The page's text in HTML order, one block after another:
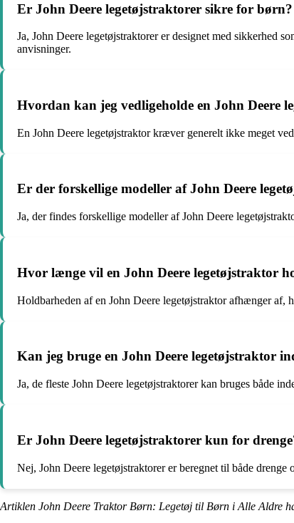
Er John Deere legetøjstraktorer sikre for børn?
Ja, John Deere legetøjstraktorer er designet med sikkerhed
anvisninger.
Hvordan kan jeg vedligeholde en John Deere
En John Deere legetøjstraktor kræver generelt ikke meget
Er der forskellige modeller af John Deere
Ja, der findes forskellige modeller af John Deere
Hvor længe vil en John Deere legetøjstraktor
Holdbarheden af en John Deere legetøjstraktor afhænger af,
Kan jeg bruge en John Deere legetøjstraktor
Ja, de fleste John Deere legetøjstraktorer kan bruges både
Er John Deere legetøjstraktorer kun for
Nej, John Deere legetøjstraktorer er beregnet til både
Artiklen John Deere Traktor Børn: Legetøj til Børn i Alle Aldre